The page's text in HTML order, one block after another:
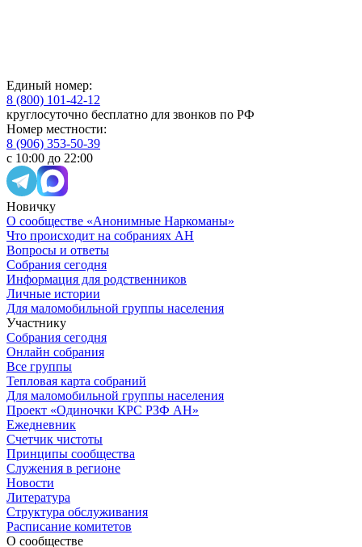
Единый номер:
8 (800) 101-42-12
круглосуточно бесплатно для звонков по РФ
Номер местности:
8 (906) 353-50-39
с 10:00 до 22:00
Новичку
О сообществе «Анонимные Наркоманы»
Что происходит на собраниях АН
Вопросы и ответы
Собрания сегодня
Информация для родственников
Личные истории
Для маломобильной группы населения
Участнику
Собрания сегодня
Онлайн собрания
Все группы
Тепловая карта собраний
Для маломобильной группы населения
Проект «Одиночки КРС РЗФ АН»
Ежедневник
Счетчик чистоты
Принципы сообщества
Служения в регионе
Новости
Литература
Структура обслуживания
Расписание комитетов
О сообществе